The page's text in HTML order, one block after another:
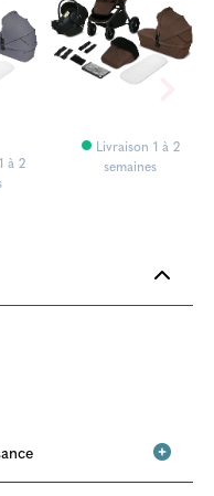
à 2
Livraison 1 à 2
semaines